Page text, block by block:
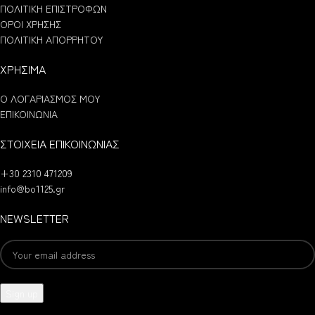
ΠΟΛΙΤΙΚΗ ΕΠΙΣΤΡΟΦΩΝ
ΟΡΟΙ ΧΡΗΣΗΣ
ΠΟΛΙΤΙΚΗ ΑΠΟΡΡΗΤΟΥ
ΧΡΗΣΙΜΑ
Ο ΛΟΓΑΡΙΑΣΜΟΣ ΜΟΥ
ΕΠΙΚΟΙΝΩΝΙΑ
ΣΤΟΙΧΕΙΑ ΕΠΙΚΟΙΝΩΝΙΑΣ
+30 2310 471209
info@bo1125.gr
NEWSLETTER